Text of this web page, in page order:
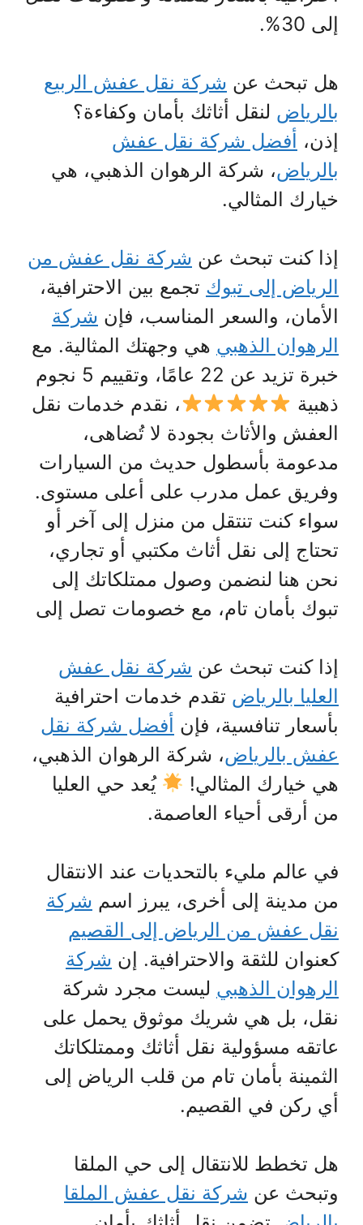
إلى 30%.
هل تبحث عن شركة نقل عفش الربيع
بالرياض لنقل أثاثك بأمان وكفاءة؟
إذن، أفضل شركة نقل عفش
بالرياض، شركة الرهوان الذهبي، هي
خيارك المثالي.
إذا كنت تبحث عن شركة نقل عفش من
الرياض إلى تبوك تجمع بين الاحترافية،
الأمان، والسعر المناسب، فإن شركة
الرهوان الذهبي هي وجهتك المثالية. مع
خبرة تزيد عن 22 عامًا، وتقييم 5 نجوم
ذهبية
، نقدم خدمات نقل
العفش والأثاث بجودة لا تُضاهى،
مدعومة بأسطول حديث من السيارات
وفريق عمل مدرب على أعلى مستوى.
سواء كنت تنتقل من منزل إلى آخر أو
تحتاج إلى نقل أثاث مكتبي أو تجاري،
نحن هنا لنضمن وصول ممتلكاتك إلى
تبوك بأمان تام، مع خصومات تصل إلى
إذا كنت تبحث عن شركة نقل عفش
العليا بالرياض تقدم خدمات احترافية
بأسعار تنافسية، فإن أفضل شركة نقل
عفش بالرياض، شركة الرهوان الذهبي،
هي خيارك المثالي!
يُعد حي العليا
من أرقى أحياء العاصمة.
في عالم مليء بالتحديات عند الانتقال
من مدينة إلى أخرى، يبرز اسم شركة
نقل عفش من الرياض إلى القصيم
كعنوان للثقة والاحترافية. إن شركة
الرهوان الذهبي ليست مجرد شركة
نقل، بل هي شريك موثوق يحمل على
عاتقه مسؤولية نقل أثاثك وممتلكاتك
الثمينة بأمان تام من قلب الرياض إلى
أي ركن في القصيم.
هل تخطط للانتقال إلى حي الملقا
وتبحث عن شركة نقل عفش الملقا